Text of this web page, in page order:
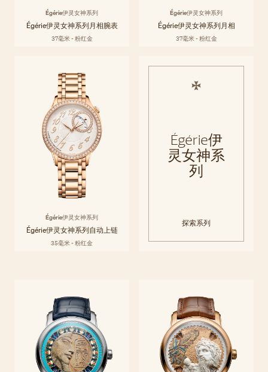
Égérie伊灵女神系列
Égérie伊灵女神系列月相腕表
37毫米 - 粉红金
Égérie伊灵女神系列
Égérie伊灵女神系列月相
37毫米 - 粉红金
Égérie伊灵女神系列
Égérie伊灵女神系列自动上链
35毫米 - 粉红金
Égérie伊
灵女神系
列
探索系列
Métiers d'Art艺术大师
系列
Métiers d'Art艺术大师系列通过可佩戴的艺术杰作，颂扬文化与创意。江
诗丹顿的工艺大师们巧用传承数个世纪的精湛工艺，并从世界各地的装饰
艺术传统之中汲取灵感。
探索系列